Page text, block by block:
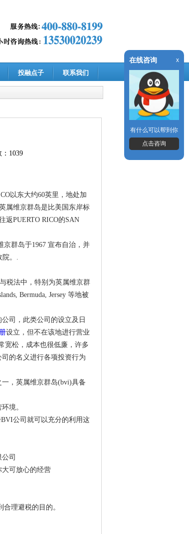
投融点子 联系我们
1039
以东大约60英里，地处加
属维京群岛是比美国东岸标
返PUERTO RICO的SAN
群岛于1967 宣布自治，并
院。.
税法中，特别为英属维京群
Bermuda, Jersey 等地被
司，此类公司的设立及日
设立，但不在该地进行营业
宽松，成本也很低廉，许多
的名义进行各项投资行为
，英属维京群岛(bvi)具备
境。
公司就可以充分的利用这
司
大可放心的经营
理避税的目的。
在线咨询 x
有什么可以帮到你
点击咨询